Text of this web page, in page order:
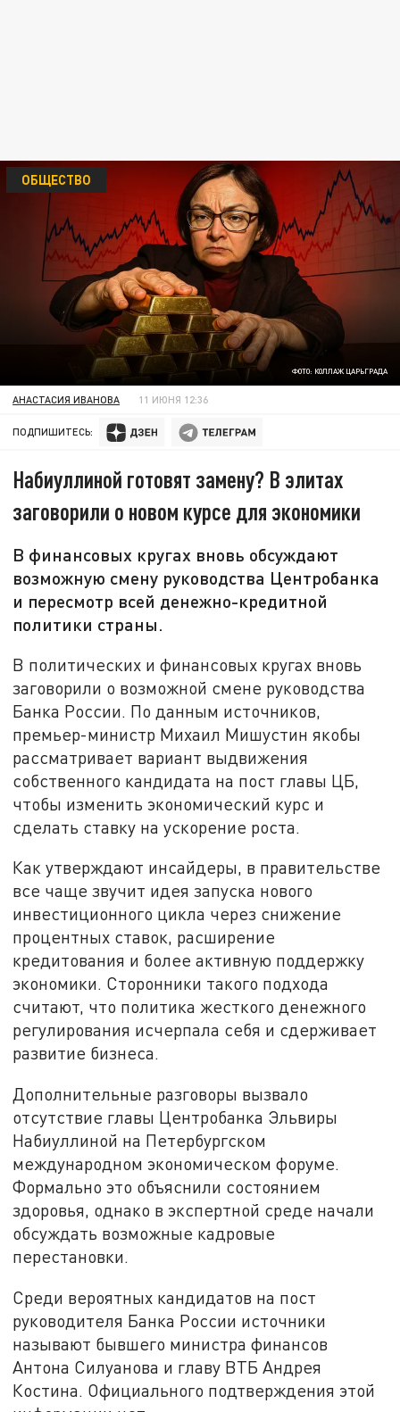
ФОТО: КОЛЛАЖ ЦАРЬГРАДА
ОБЩЕСТВО
АНАСТАСИЯ ИВАНОВА 11 ИЮНЯ 12:36
ПОДПИШИТЕСЬ:
Набиуллиной готовят замену? В элитах
заговорили о новом курсе для экономики
В финансовых кругах вновь обсуждают
возможную смену руководства Центробанка
и пересмотр всей денежно-кредитной
политики страны.
В политических и финансовых кругах вновь
заговорили о возможной смене руководства
Банка России. По данным источников,
премьер-министр Михаил Мишустин якобы
рассматривает вариант выдвижения
собственного кандидата на пост главы ЦБ,
чтобы изменить экономический курс и
сделать ставку на ускорение роста.
Как утверждают инсайдеры, в правительстве
все чаще звучит идея запуска нового
инвестиционного цикла через снижение
процентных ставок, расширение
кредитования и более активную поддержку
экономики. Сторонники такого подхода
считают, что политика жесткого денежного
регулирования исчерпала себя и сдерживает
развитие бизнеса.
Дополнительные разговоры вызвало
отсутствие главы Центробанка Эльвиры
Набиуллиной на Петербургском
международном экономическом форуме.
Формально это объяснили состоянием
здоровья, однако в экспертной среде начали
обсуждать возможные кадровые
перестановки.
Среди вероятных кандидатов на пост
руководителя Банка России источники
называют бывшего министра финансов
Антона Силуанова и главу ВТБ Андрея
Костина. Официального подтверждения этой